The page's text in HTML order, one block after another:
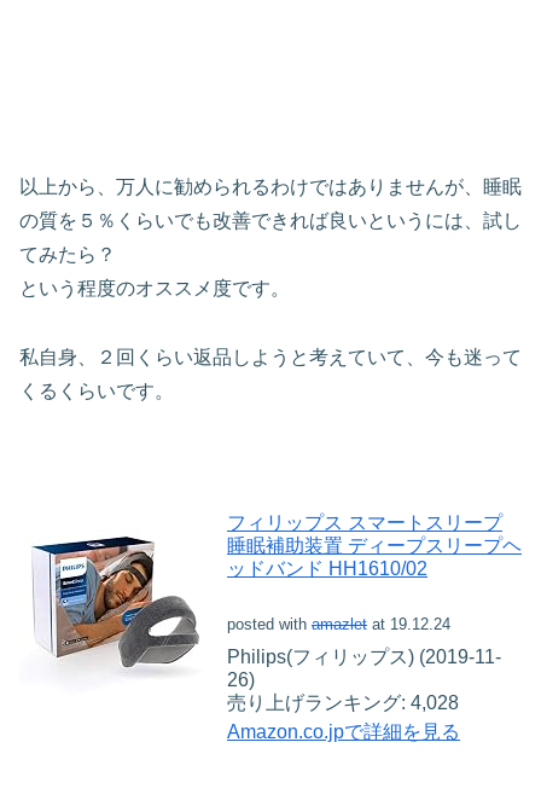
以上から、万人に勧められるわけではありませんが、睡眠
の質を５％くらいでも改善できれば良いというには、試し
てみたら？
という程度のオススメ度です。
私自身、２回くらい返品しようと考えていて、今も迷って
くるくらいです。
フィリップス スマートスリープ
睡眠補助装置 ディープスリープヘ
ッドバンド HH1610/02
posted with amazlet at 19.12.24
Philips(フィリップス) (2019-11-
26)
売り上げランキング: 4,028
Amazon.co.jpで詳細を見る